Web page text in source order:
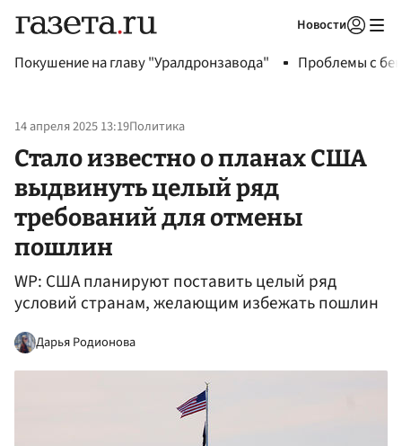
Новости
Покушение на главу "Уралдронзавода" Проблемы с
14 апреля 2025 13:19Политика
Стало известно о планах США
выдвинуть целый ряд
требований для отмены
пошлин
WP: США планируют поставить целый ряд
условий странам, желающим избежать пошлин
Дарья Родионова